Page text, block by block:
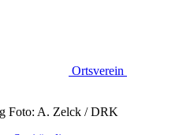
Ortsverein
Foto: A. Zelck / DRK